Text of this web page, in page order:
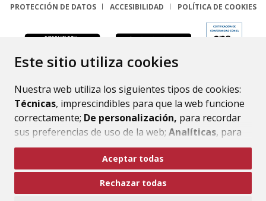
Este sitio utiliza cookies
Nuestra web utiliza los siguientes tipos de cookies:
Técnicas, imprescindibles para que la web funcione
correctamente; De personalización, para recordar
sus preferencias de uso de la web; Analíticas, para
mejorar el funcionamiento de la web y sus servicios.
Si acepta pulsando el botón“Aceptar todas”
consideramos que acepta su uso. Si pulsa el botón
Aceptar todas
Rechazar todas
PROTECCIÓN DE DATOS
ACCESIBILIDAD POLÍTICA DE COOKIES